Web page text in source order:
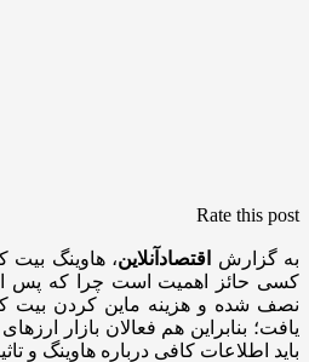
Rate this post
به گزارش اقتصادآنلاین، هاوینگ بیت
کسی حائز اهمیت است چرا که پس از
نصف شده و هزینه ماین کردن بیت
یافت؛ بنابراین هم فعالان بازار
باید اطلاعات کافی درباره هاوینگ و